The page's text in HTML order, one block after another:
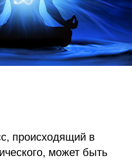
происходящий в
может быть